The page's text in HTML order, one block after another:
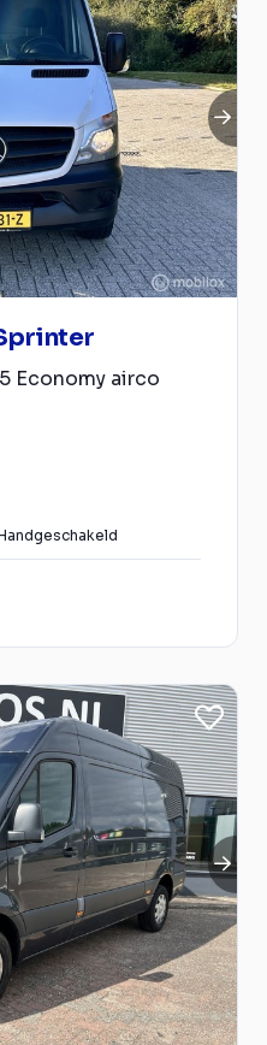
Economy airco